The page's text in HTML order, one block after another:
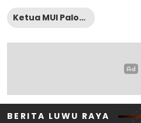
Ketua MUI Palopo
BERITA LUWU RAYA